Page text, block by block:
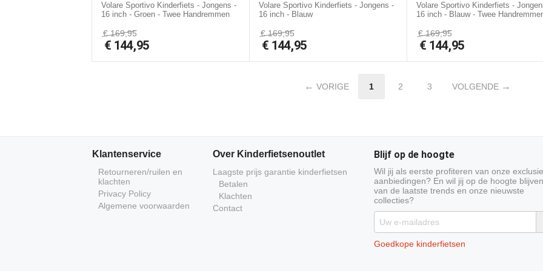
Volare Sportivo Kinderfiets - Jongens -
16 inch - Groen - Twee Handremmen
€169,95
€ 144,95
Volare Sportivo Kinderfiets - Jongens -
16 inch - Blauw
€169,95
€ 144,95
Volare Sportivo Kinderfiets -
16 inch - Blauw - Twee
€169,95
€ 144,95
VORIGE 1 2 3 VOLGENDE
Klantenservice
Retourneren/ruilen en
klachten
Privacy Policy
Algemene voorwaarden
Over Kinderfietsenoutlet
Laagste prijs garantie kinderfietsen
Betalen
Klachten
Contact
Blijf op de hoogte
Wil jij als eerste profiteren van onze
aanbiedingen? En wil jij op de hoogte blijven
van de laatste trends en onze nieuwste
collecties?
Goedkope kinderfietsen